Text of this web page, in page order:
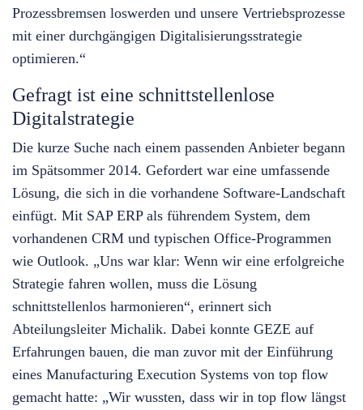
Prozessbremsen loswerden und unsere Vertriebsprozesse
mit einer durchgängigen Digitalisierungsstrategie
optimieren.“
Gefragt ist eine schnittstellenlose
Digitalstrategie
Die kurze Suche nach einem passenden Anbieter begann
im Spätsommer 2014. Gefordert war eine umfassende
Lösung, die sich in die vorhandene Software-Landschaft
einfügt. Mit SAP ERP als führendem System, dem
vorhandenen CRM und typischen Office-Programmen
wie Outlook. „Uns war klar: Wenn wir eine erfolgreiche
Strategie fahren wollen, muss die Lösung
schnittstellenlos harmonieren“, erinnert sich
Abteilungsleiter Michalik. Dabei konnte GEZE auf
Erfahrungen bauen, die man zuvor mit der Einführung
eines Manufacturing Execution Systems von top flow
gemacht hatte: „Wir wussten, dass wir in top flow längst